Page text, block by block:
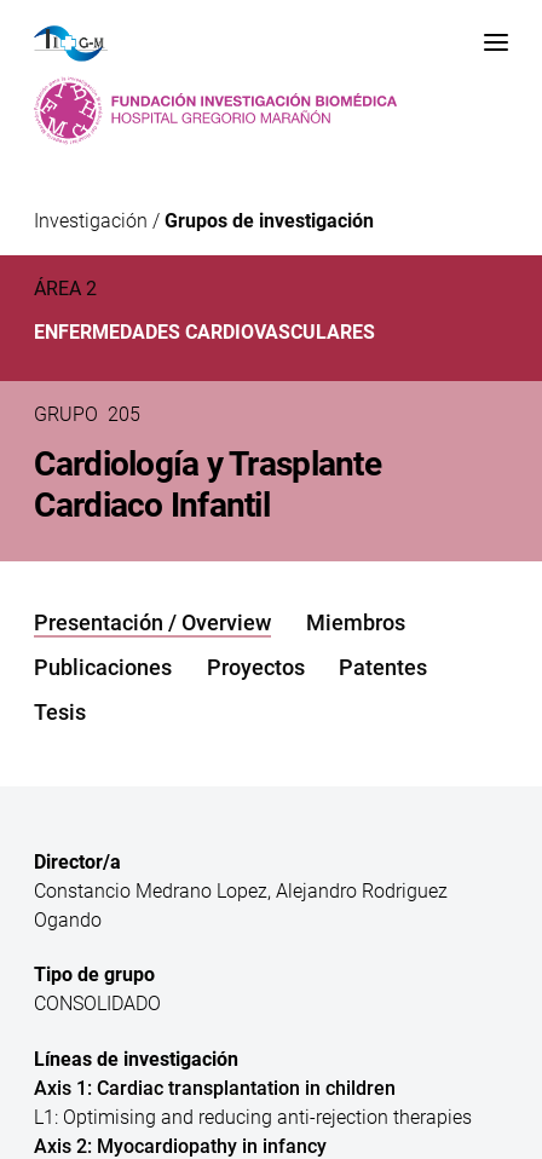
Investigación /Grupos de investigación
ÁREA 2
ENFERMEDADES CARDIOVASCULARES
GRUPO 205
Cardiología y Trasplante
Cardiaco Infantil
Presentación / Overview
Miembros
Publicaciones
Proyectos
Patentes
Tesis
Director/a
Constancio Medrano Lopez, Alejandro Rodriguez
Ogando
Tipo de grupo
CONSOLIDADO
Líneas de investigación
Axis 1: Cardiac transplantation in children
L1: Optimising and reducing anti-rejection therapies
Axis 2: Myocardiopathy in infancy